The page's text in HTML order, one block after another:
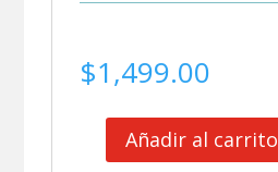
$1,499.00
Añadir al carrito